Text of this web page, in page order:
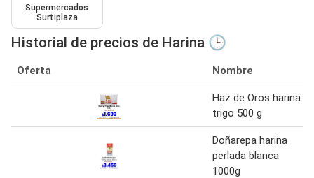
Supermercados
Surtiplaza
Historial de precios de Harina 🕒
Oferta Nombre
Haz de Oros harina
trigo 500 g
Doñarepa harina
perlada blanca
1000g